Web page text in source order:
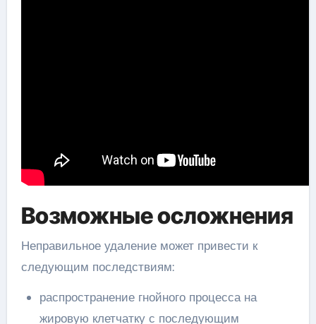
Возможные осложнения
Неправильное удаление может привести к
следующим последствиям:
распространение гнойного процесса на
жировую клетчатку с последующим